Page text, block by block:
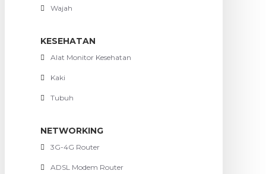
Wajah
KESEHATAN
Alat Monitor Kesehatan
Kaki
Tubuh
NETWORKING
3G-4G Router
ADSL Modem Router